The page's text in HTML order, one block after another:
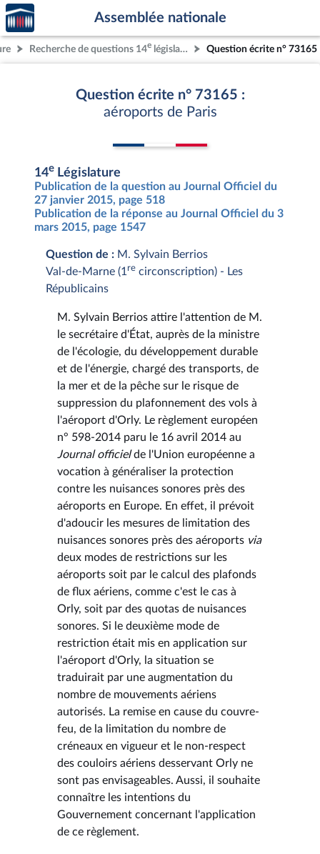
Aller au contenu
Aller en bas de la page
Accèder
à la
page
d'accueil
Assemblée nationale
Recherche de questions 14e législature Question écrite n° 73165
Question écrite n° 73165 :
aéroports de Paris
14e Législature
Publication de la question au Journal Officiel du
27 janvier 2015, page 518
Publication de la réponse au Journal Officiel du 3
mars 2015, page 1547
Question de : M. Sylvain Berrios
Val-de-Marne (1 re circonscription) - Les
Républicains
M. Sylvain Berrios attire l'attention de M.
le secrétaire d'État, auprès de la ministre
de l'écologie, du développement durable
et de l'énergie, chargé des transports, de
la mer et de la pêche sur le risque de
suppression du plafonnement des vols à
l'aéroport d'Orly. Le règlement européen
n° 598-2014 paru le 16 avril 2014 au
Journal officielde l'Union européenne a
vocation à généraliser la protection
contre les nuisances sonores près des
aéroports en Europe. En effet, il prévoit
d'adoucir les mesures de limitation des
nuisances sonores près des aéroports via
deux modes de restrictions sur les
aéroports soit par le calcul des plafonds
de flux aériens, comme c'est le cas à
Orly, soit par des quotas de nuisances
sonores. Si le deuxième mode de
restriction était mis en application sur
l'aéroport d'Orly, la situation se
traduirait par une augmentation du
nombre de mouvements aériens
autorisés. La remise en cause du couvre-
feu, de la limitation du nombre de
créneaux en vigueur et le non-respect
des couloirs aériens desservant Orly ne
sont pas envisageables. Aussi, il souhaite
connaître les intentions du
Gouvernement concernant l'application
de ce règlement.